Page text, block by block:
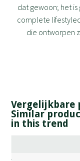
dat gewoon; het
complete
die ontworpen
Vergelijkbare
Similar
in this trend